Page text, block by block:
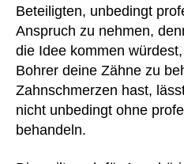
Beteiligten, unbedingt
Anspruch zu nehmen,
die Idee kommen
Bohrer deine Zähne zu
Zahnschmerzen hast,
nicht unbedingt ohne
behandeln.